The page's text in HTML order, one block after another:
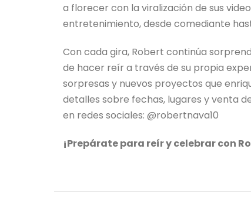
a florecer con la viralización de sus
entretenimiento, desde comediante
Con cada gira, Robert continúa
de hacer reír a través de su propia
sorpresas y nuevos proyectos que
detalles sobre fechas, lugares y venta
en redes sociales: @robertnava10
¡Prepárate para reír y celebrar con